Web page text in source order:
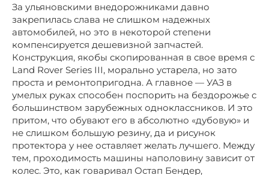
За ульяновскими внедорожниками давно
закрепилась слава не слишком надежных
автомобилей, но это в некоторой степени
компенсируется дешевизной запчастей.
Конструкция, якобы скопированная в свое время с
Land Rover Series III, морально устарела, но зато
проста и ремонтопригодна. А главное — УАЗ в
умелых руках способен поспорить на бездорожье с
большинством зарубежных одноклассников. И это
притом, что обувают его в абсолютно «дубовую» и
не слишком большую резину, да и рисунок
протектора у нее оставляет желать лучшего. Между
тем, проходимость машины наполовину зависит от
колес. Это, как говаривал Остап Бендер,